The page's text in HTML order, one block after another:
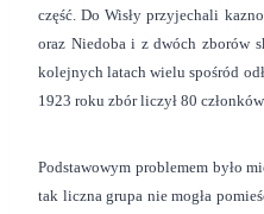
część. Do Wisły przyjechali
oraz Niedoba i z dwóch zborów
kolejnych latach wielu spośród
1923 roku zbór liczył 80
Podstawowym problemem było
tak liczna grupa nie mogła